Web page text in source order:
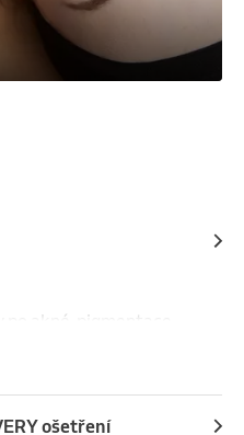
akné, pigmentace,
stárnutí, Green
obnovu pleti a
Pleť je postupně
ošetření